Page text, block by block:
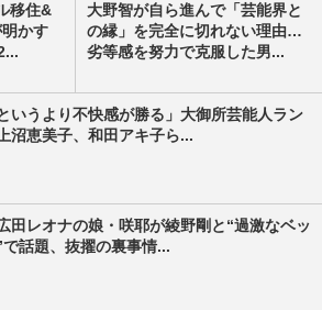
移住&
かす
大野智が自ら進んで「芸能界と
の縁」を完全に切れない理由…
劣等感を努力で克服した男...
いうより不快感が勝る」大御所芸能人ラン
沼恵美子、和田アキ子ら...
田レオナの娘・咲耶が綾野剛と“過激なベッ
で話題、抜擢の裏事情...